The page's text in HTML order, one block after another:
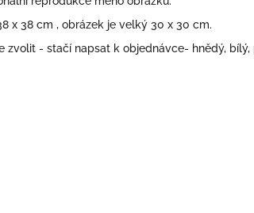
x 38 cm , obrázek je velký 30 x 30 cm.
zvolit - stačí napsat k objednávce- hnědý,